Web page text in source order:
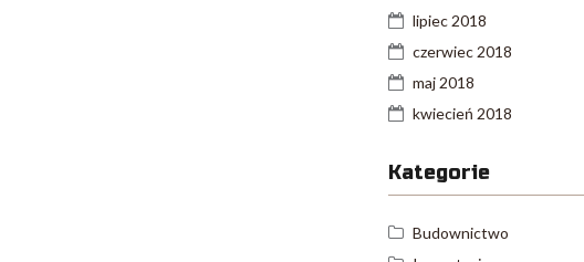
lipiec 2018
czerwiec 2018
maj 2018
kwiecień 2018
Kategorie
Budownictwo